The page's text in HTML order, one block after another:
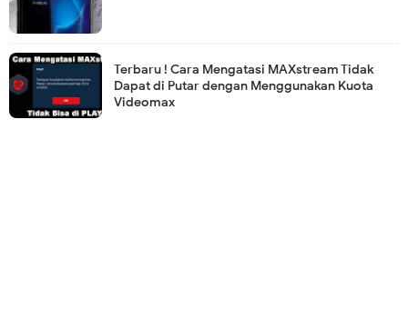
Terbaru ! Cara Mengatasi MAXstream Tidak
Dapat di Putar dengan Menggunakan Kuota
Videomax